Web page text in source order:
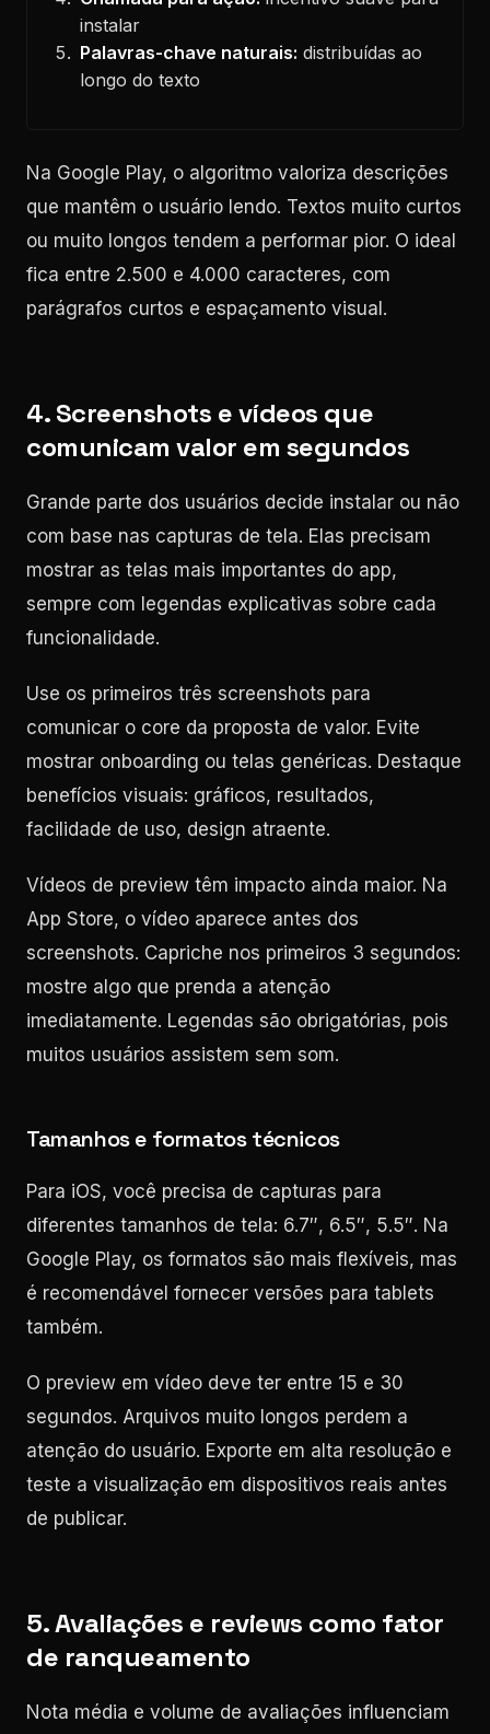
instalar
Palavras-chave naturais: distribuídas ao
longo do texto
Na Google Play, o algoritmo valoriza descrições
que mantêm o usuário lendo. Textos muito curtos
ou muito longos tendem a performar pior. O ideal
fica entre 2.500 e 4.000 caracteres, com
parágrafos curtos e espaçamento visual.
4. Screenshots e vídeos que
comunicam valor em segundos
Grande parte dos usuários decide instalar ou não
com base nas capturas de tela. Elas precisam
mostrar as telas mais importantes do app,
sempre com legendas explicativas sobre cada
funcionalidade.
Use os primeiros três screenshots para
comunicar o core da proposta de valor. Evite
mostrar onboarding ou telas genéricas. Destaque
benefícios visuais: gráficos, resultados,
facilidade de uso, design atraente.
Vídeos de preview têm impacto ainda maior. Na
App Store, o vídeo aparece antes dos
screenshots. Capriche nos primeiros 3 segundos:
mostre algo que prenda a atenção
imediatamente. Legendas são obrigatórias, pois
muitos usuários assistem sem som.
Tamanhos e formatos técnicos
Para iOS, você precisa de capturas para
diferentes tamanhos de tela: 6.7″, 6.5″, 5.5″. Na
Google Play, os formatos são mais flexíveis, mas
é recomendável fornecer versões para tablets
também.
O preview em vídeo deve ter entre 15 e 30
segundos. Arquivos muito longos perdem a
atenção do usuário. Exporte em alta resolução e
teste a visualização em dispositivos reais antes
de publicar.
5. Avaliações e reviews como fator
de ranqueamento
Nota média e volume de avaliações influenciam